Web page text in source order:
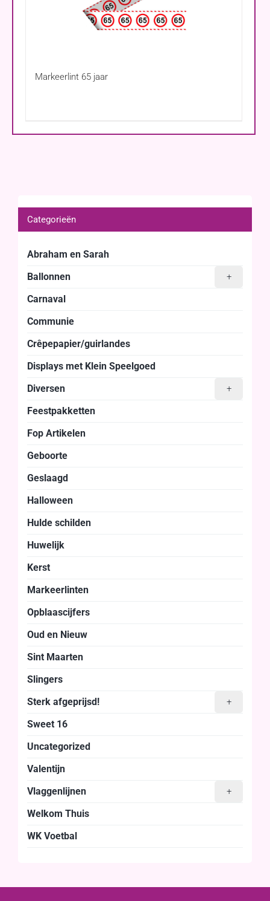
Markeerlint 65 jaar
Categorieën
Abraham en Sarah
+
Ballonnen
Carnaval
Communie
Crêpepapier/guirlandes
Displays met Klein Speelgoed
+
Diversen
Feestpakketten
Fop Artikelen
Geboorte
Geslaagd
Halloween
Hulde schilden
Huwelijk
Kerst
Markeerlinten
Opblaascijfers
Oud en Nieuw
Sint Maarten
Slingers
+
Sterk afgeprijsd!
Sweet 16
Uncategorized
Valentijn
+
Vlaggenlijnen
Welkom Thuis
WK Voetbal